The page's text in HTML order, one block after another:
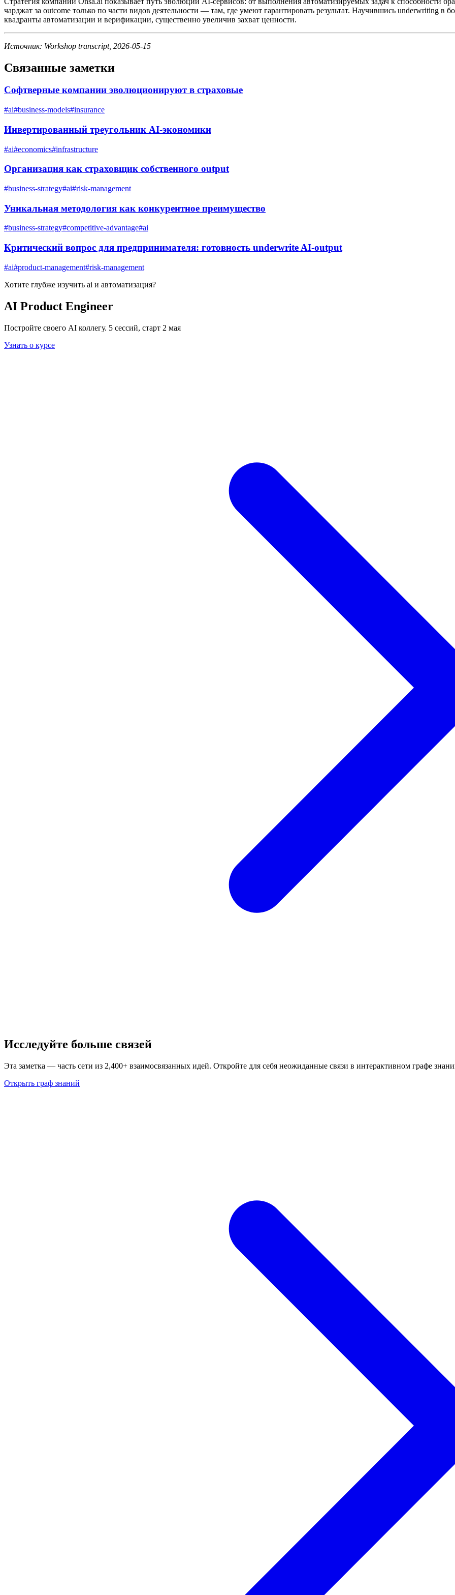
чарджат за outcome только по части видов деятельности — там, где умеют гарантировать результат. Научившись underwriting в
квадранты автоматизации и верификации, существенно увеличив захват ценности.
Источник: Workshop transcript, 2026-05-15
Связанные заметки
Софтверные компании эволюционируют в страховые
#ai#business-models#insurance
Инвертированный треугольник AI-экономики
#ai#economics#infrastructure
Организация как страховщик собственного output
#business-strategy#ai#risk-management
Уникальная методология как конкурентное преимущество
#business-strategy#competitive-advantage#ai
Критический вопрос для предпринимателя: готовность underwrite AI-output
#ai#product-management#risk-management
Хотите глубже изучить ai и автоматизация?
AI Product Engineer
Постройте своего AI коллегу. 5 сессий, старт 2 мая
Узнать о курсе
Исследуйте больше связей
Эта заметка — часть сети из 2,400+ взаимосвязанных идей. Откройте для себя неожиданные связи в интерактивном графе
Открыть граф знаний